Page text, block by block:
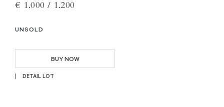
€ 1.000 / 1.200
UNSOLD
BUY NOW
DETAIL LOT